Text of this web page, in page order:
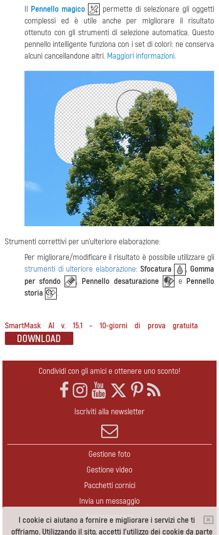
I cookie ci aiutano a fornire e migliorare i servizi che ti
offriamo. Utilizzando il sito, accetti l'utilizzo dei cookie da parte
Il Pennello magico
permette di selezionare gli oggetti
complessi ed è utile anche per migliorare il risultato
ottenuto con gli strumenti di selezione automatica. Questo
pennello intelligente funziona con i set di colori: ne conserva
alcuni cancellandone altri. Maggiori informazioni.
Strumenti correttivi per un'ulteriore elaborazione:
Per migliorare/modificare il risultato è possibile utilizzare gli
strumenti di ulteriore elaborazione: Sfocatura ,Gomma
per sfondo
, Pennello desaturazione e Pennello
storia
.
SmartMask AI v. 15.1 - 10-giorni di prova gratuita
Condividi con gli amici e ottenere uno sconto!
Iscriviti alla newsletter
Gestione foto
Gestione video
Pacchetti cornici
Invia un messaggio
Aggiornamento
Contatti